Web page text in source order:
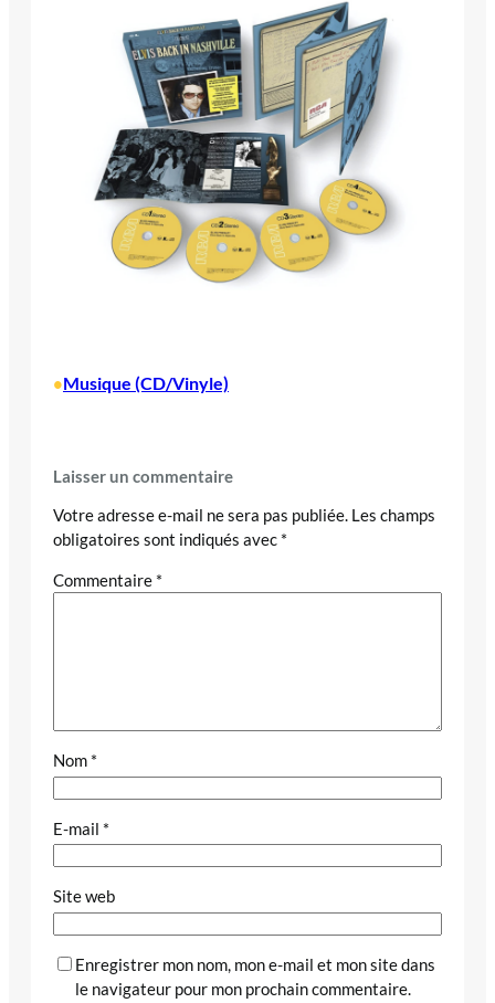
•Musique (CD/Vinyle)
Laisser un commentaire
Votre adresse e-mail ne sera pas publiée. Les champs
obligatoires sont indiqués avec *
Commentaire *
Nom *
E-mail *
Site web
Enregistrer mon nom, mon e-mail et mon site dans
le navigateur pour mon prochain commentaire.